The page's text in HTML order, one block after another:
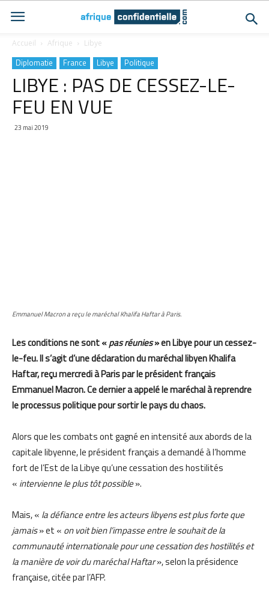
Accueil Afrique Libye
Diplomatie France Libye Politique
LIBYE : PAS DE CESSEZ-LE-
FEU EN VUE
23 mai 2019
Emmanuel Macron a reçu le maréchal Khalifa Haftar à Paris.
Les conditions ne sont «pas réunies» en Libye pour un cessez-
le-feu. Il s’agit d’une déclaration du maréchal libyen Khalifa
Haftar, reçu mercredi à Paris par le président français
Emmanuel Macron. Ce dernier a appelé le maréchal à reprendre
le processus politique pour sortir le pays du chaos.
Alors que les combats ont gagné en intensité aux abords de la
capitale libyenne, le président français a demandé à l’homme
fort de l’Est de la Libye qu’une cessation des hostilités
« intervienne le plus tôt possible».
Mais, « la défiance entre les acteurs libyens est plus forte que
jamais» et « on voit bien l’impasse entre le souhait de la
communauté internationale pour une cessation des hostilités et
la manière de voir du maréchal Haftar», selon la présidence
française, citée par l’AFP.